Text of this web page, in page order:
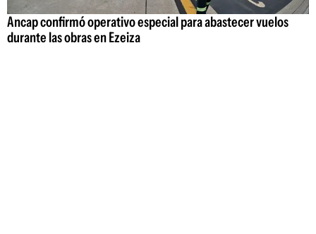
Ancap confirmó operativo especial para abastecer vuelos
durante las obras en Ezeiza